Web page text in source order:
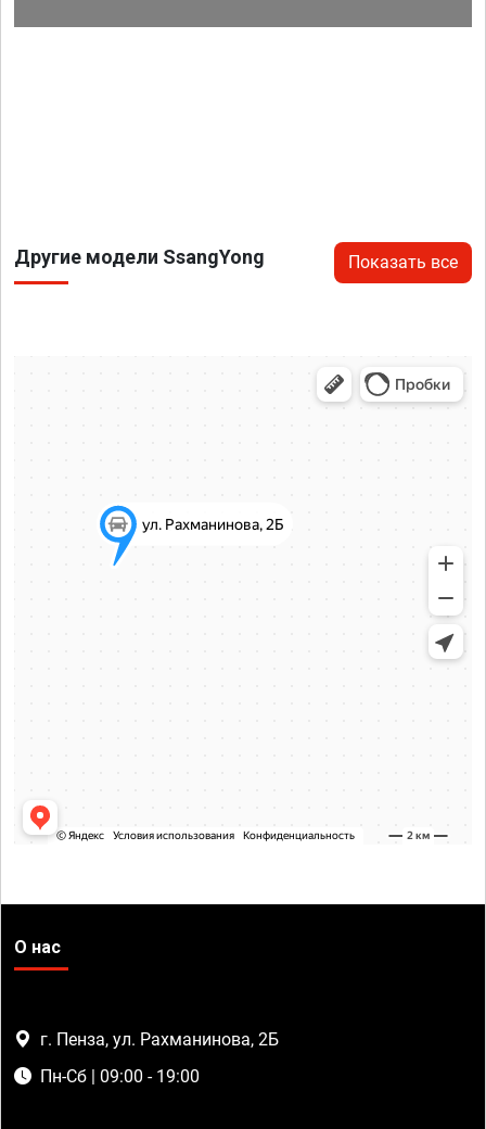
Другие модели SsangYong Показать все
О нас
г. Пенза, ул. Рахманинова, 2Б
Пн-Сб | 09:00 - 19:00